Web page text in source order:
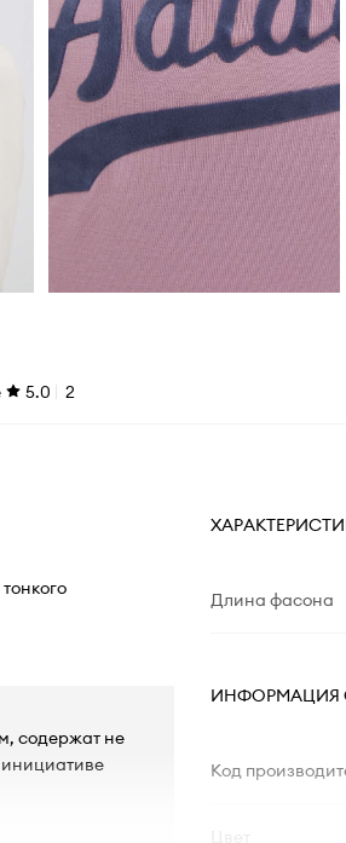
5.0 2
содержат не
Длина фасона
ИНФОРМАЦИЯ
Код